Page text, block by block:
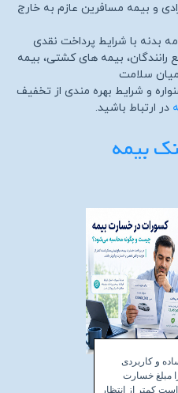
و بیمه مسافرین عازم به خارج
رانندگان، بیمه های کشتی، بیمه
سلامت
و شرایط بهره مندی از تخفیف
در ارتباط باشید.
بیمه
و کاربردی
مبلغ خسارت
کمتر از انتظار